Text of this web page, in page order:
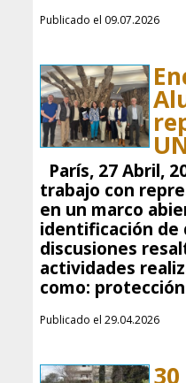
Publicado el 09.07.2026
París, 27 Abril,
trabajo con
en un marco
identificación de
discusiones
actividades
como:
Publicado el 29.04.2026